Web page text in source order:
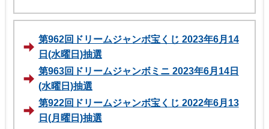
第962回ドリームジャンボ宝くじ 2023年6月14
日(水曜日)抽選
第963回ドリームジャンボミニ 2023年6月14日
(水曜日)抽選
第922回ドリームジャンボ宝くじ 2022年6月13
日(月曜日)抽選